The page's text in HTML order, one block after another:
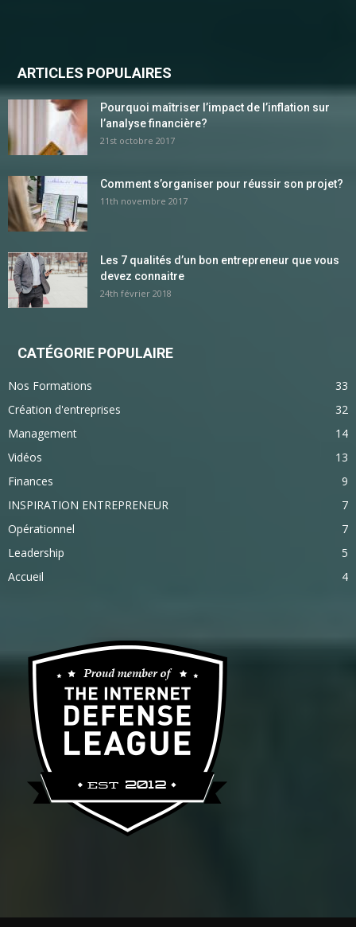
ARTICLES POPULAIRES
Pourquoi maîtriser l’impact de l’inflation sur
l’analyse financière?
21st octobre 2017
Comment s’organiser pour réussir son projet?
11th novembre 2017
Les 7 qualités d’un bon entrepreneur que vous
devez connaitre
24th février 2018
CATÉGORIE POPULAIRE
Nos Formations
33
Création d'entreprises
32
Management
14
Vidéos
13
Finances
9
INSPIRATION ENTREPRENEUR
7
Opérationnel
7
Leadership
5
Accueil
4